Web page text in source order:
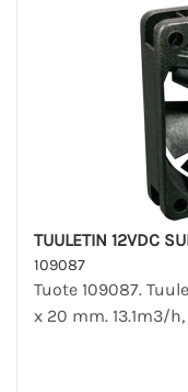
TUULETIN 12VDC
109087
Tuote 109087.
x 20 mm. 13.1m3/h,